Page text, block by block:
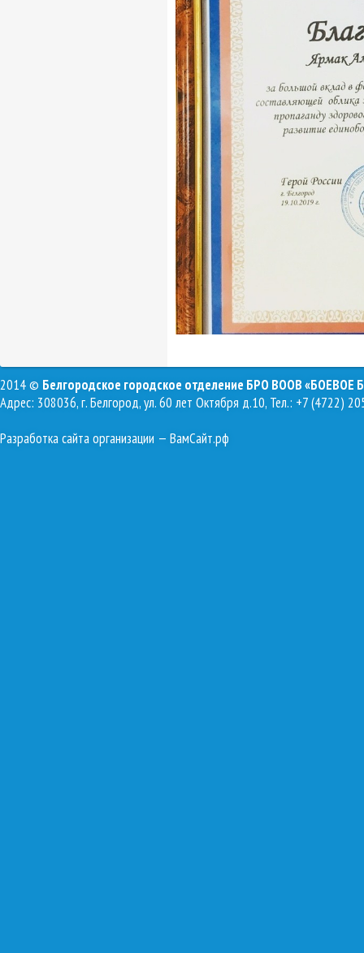
2014 © Белгородское городское отделение БРО ВООВ «БОЕВОЕ
Адрес: 308036, г. Белгород, ул. 60 лет Октября д.10, Тел.: +7 (4722)
Разработка сайта организации — ВамСайт.рф